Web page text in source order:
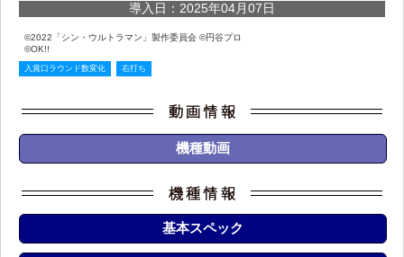
導入日：2025年04月07日
©2022「シン・ウルトラマン」製作委員会 ©円谷プロ
©OK!!
入賞口ラウンド数変化 右打ち
機種動画
基本スペック